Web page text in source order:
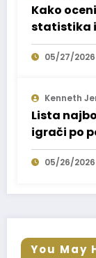
Kako
statistika
05/27/2026
Kenneth
Lista
igrači po
05/26/2026
You May